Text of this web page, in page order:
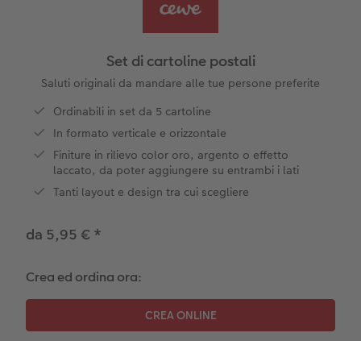
Gallery print
Foto su legno
Mosaico
Cartoline spedizione diretta
Set di cartoline postali
Saluti originali da mandare alle tue persone preferite
Ordinabili in set da 5 cartoline
In formato verticale e orizzontale
Finiture in rilievo color oro, argento o effetto
laccato, da poter aggiungere su entrambi i lati
Tanti layout e design tra cui scegliere
da 5,95 € *
Crea ed ordina ora: